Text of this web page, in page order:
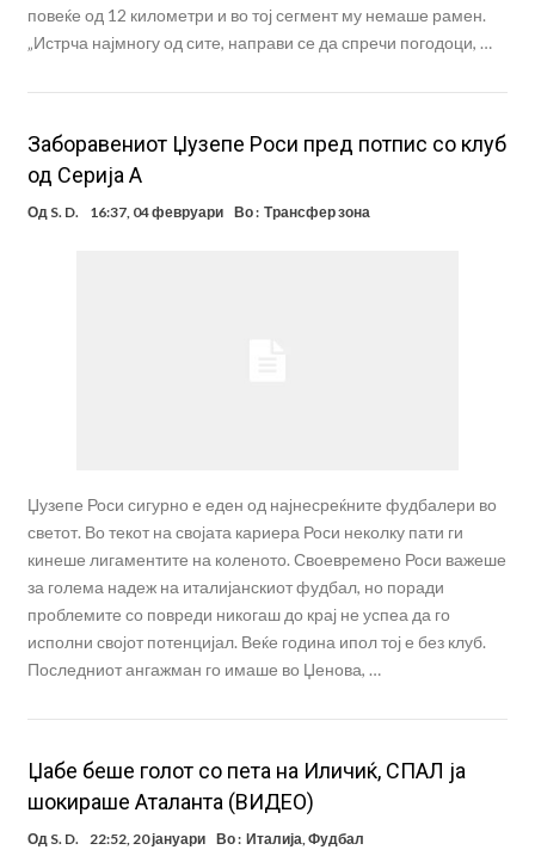
повеќе од 12 километри и во тој сегмент му немаше рамен.
„Истрча најмногу од сите, направи се да спречи погодоци, …
Заборавениот Џузепе Роси пред потпис со клуб
од Серија А
Од S. D. 16:37, 04 февруари Во : Трансфер зона
Џузепе Роси сигурно е еден од најнесреќните фудбалери во
светот. Во текот на својата кариера Роси неколку пати ги
кинеше лигаментите на коленото. Своевремено Роси важеше
за голема надеж на италијанскиот фудбал, но поради
проблемите со повреди никогаш до крај не успеа да го
исполни својот потенцијал. Веќе година ипол тој е без клуб.
Последниот ангажман го имаше во Џенова, …
Џабе беше голот со пета на Иличиќ, СПАЛ ја
шокираше Аталанта (ВИДЕО)
Од S. D. 22:52, 20 јануари Во : Италија Фудбал